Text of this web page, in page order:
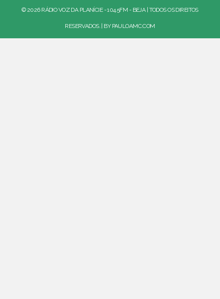
© 2026 RÁDIO VOZ DA PLANÍCIE - 104.5FM - BEJA | TODOS OS DIREITOS
RESERVADOS. | BY PAULOAMC.COM